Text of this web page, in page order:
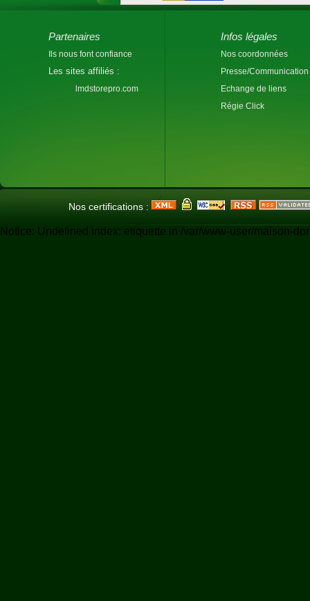
Partenaires
Ils nous font confiance
Les sites affiliés :
lmdstorepro.com
Infos légales
Nos coordonnées
Presse/Communication
Echange de liens
Régie Click
Nos certifications :
Notice: Undefined index: etiquette in /var/www-user/maison-